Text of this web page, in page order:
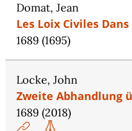
Domat, Jean
Les Loix Civiles
1689 (1695)
Locke, John
Zweite Abhandlung
1689 (2018)